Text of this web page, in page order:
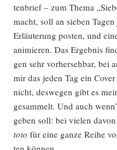
ten­brief – zum The­ma
macht, soll an sie­ben
Erläu­te­rung pos­ten, und
ani­mie­ren. Das Ergeb­nis
gen sehr vor­her­seh­bar, bei
mir das jeden Tag ein
nicht, des­we­gen gibt es
gesam­melt. Und auch
geben soll: bei vie­len
toto für eine gan­ze Rei­he